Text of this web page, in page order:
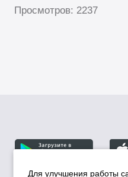
Просмотров: 2237
Для улучшения работы